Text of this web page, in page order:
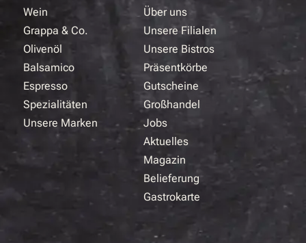
Wein
Grappa & Co.
Olivenöl
Balsamico
Espresso
Spezialitäten
Unsere Marken
Über uns
Unsere Filialen
Unsere Bistros
Präsentkörbe
Gutscheine
Großhandel
Jobs
Aktuelles
Magazin
Belieferung
Gastrokarte